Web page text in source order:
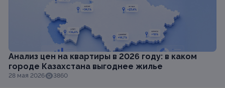
Анализ цен на квартиры в 2026 году: в каком
городе Казахстана выгоднее жилье
28 мая 2026 3860